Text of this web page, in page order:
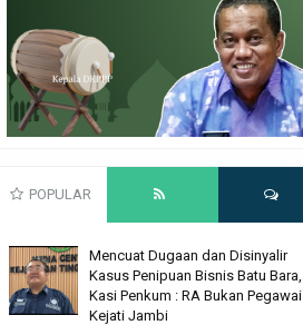
POPULAR
Mencuat Dugaan dan Disinyalir
Kasus Penipuan Bisnis Batu Bara,
Kasi Penkum : RA Bukan Pegawai
Kejati Jambi